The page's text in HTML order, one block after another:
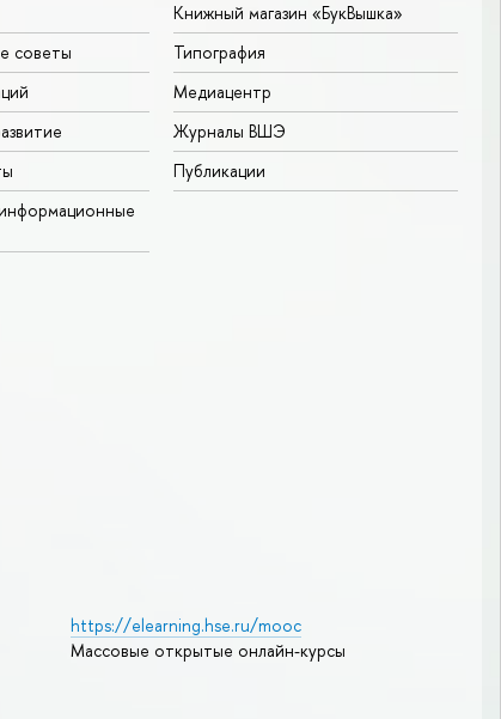
советы
Книжный магазин «БукВышка»
Типография
Медиацентр
Журналы ВШЭ
Публикации
https://elearning.hse.ru/mooc
Массовые открытые онлайн-курсы